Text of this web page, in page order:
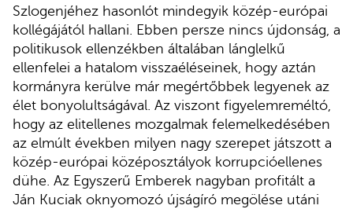
Szlogenjéhez hasonlót mindegyik közép-európai
kollégájától hallani. Ebben persze nincs újdonság, a
politikusok ellenzékben általában lánglelkű
ellenfelei a hatalom visszaéléseinek, hogy aztán
kormányra kerülve már megértőbbek legyenek az
élet bonyolultságával. Az viszont figyelemreméltó,
hogy az elitellenes mozgalmak felemelkedésében
az elmúlt években milyen nagy szerepet játszott a
közép-európai középosztályok korrupcióellenes
dühe. Az Egyszerű Emberek nagyban profitált a
Ján Kuciak oknyomozó újságíró megölése utáni